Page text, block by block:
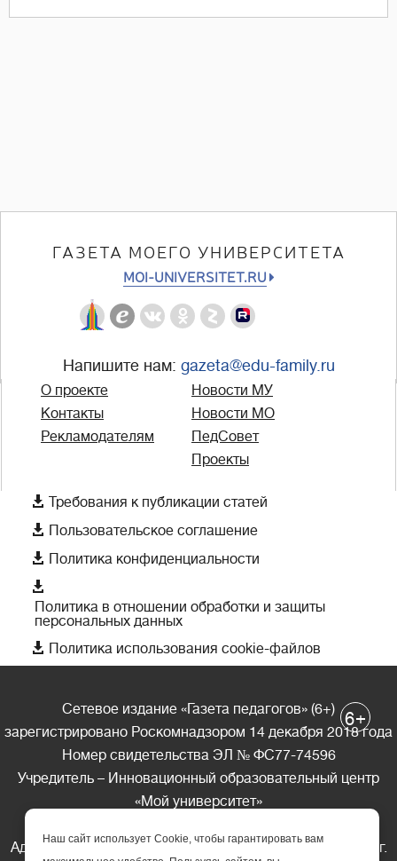
ГАЗЕТА МОЕГО УНИВЕРСИТЕТА
MOI-UNIVERSITET.RU
Напишите нам: gazeta@edu-family.ru
О проекте
Контакты
Рекламодателям
Новости МУ
Новости МО
ПедСовет
Проекты
 Требования к публикации статей
 Пользовательское соглашение
 Политика конфиденциальности

Политика в отношении обработки и защиты
персональных данных
 Политика использования cookie-файлов
Сетевое издание «Газета педагогов» (6+)
зарегистрировано Роскомнадзором 14 декабря 2018 года
Номер свидетельства ЭЛ № ФС77-74596
Учредитель – Инновационный образовательный центр
«Мой университет»
Адрес редакции: 185035 Россия, Республика Карелия, г.
6+
Наш сайт использует Cookie, чтобы гарантировать вам